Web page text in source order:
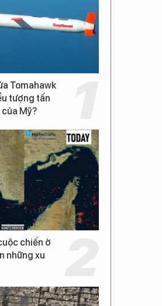
Tomahawk
tượng tấn
Mỹ?
chiến ở
những xu